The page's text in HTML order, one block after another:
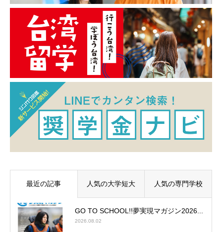
最近の記事 人気の大学短大 人気の専門学校
GO TO SCHOOL!!夢実現マガジン2026...
2026.08.02